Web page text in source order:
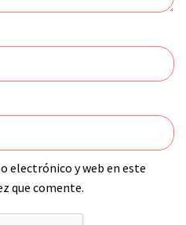
electrónico y web en este
que comente.